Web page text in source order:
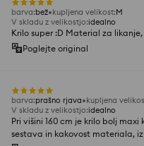
barva:bež kupljena velikost:M
V skladu z velikostjo:idealno
Krilo super :D Material za
Poglejte original
barva:prašno rjava kupljena
V skladu z velikostjo:idealno
Pri višini 160 cm je krilo bolj
sestava in kakovost materiala,